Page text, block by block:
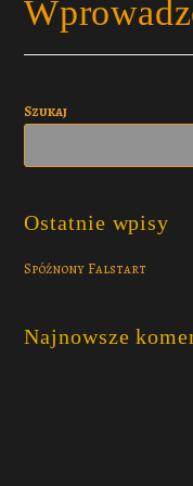
Szukaj
Ostatnie wpisy
Spóźnony Falstart
Najnowsze